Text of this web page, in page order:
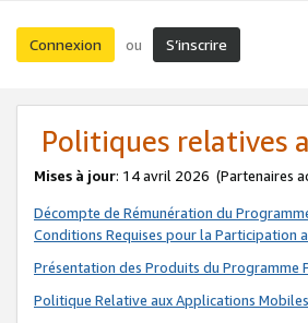
Connexion ou S’inscrire
Politiques relatives
Mises à jour: 14 avril 2026 (Partenaires
Décompte de Rémunération du
Conditions Requises pour la Participation
Présentation des Produits du Programme
Politique Relative aux Applications